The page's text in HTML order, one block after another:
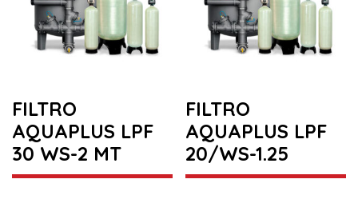
FILTRO
AQUAPLUS LPF
30 WS-2 MT
FILTRO
AQUAPLUS LPF
20/WS-1.25